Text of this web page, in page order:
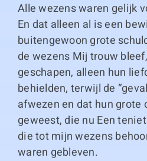
Alle wezens waren gelijk
En dat alleen al is een
buitengewoon grote
de wezens Mij trouw
geschapen, alleen hun
behielden, terwijl de
afwezen en dat hun grote
geweest, die nu Een
die tot mijn wezens
waren gebleven.